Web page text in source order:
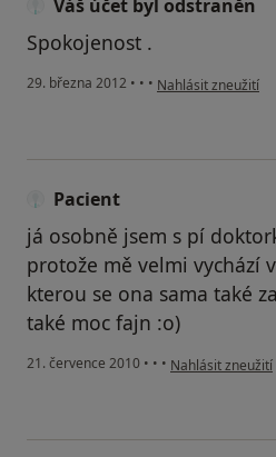
Váš účet byl odstraněn
Spokojenost .
29. března 2012 • • • podle názoru
Nahlásit zneužití
Pacient
já osobně jsem s pí
protože mě velmi vychází
kterou se ona sama také
také moc fajn :o)
21. července 2010 • • • podle názoru
Nahlásit zneužití